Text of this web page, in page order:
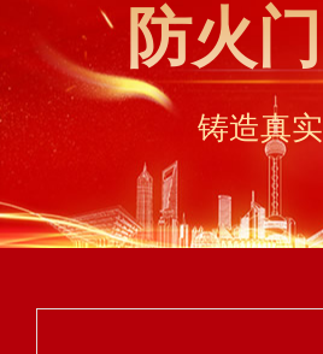
防火
铸造真